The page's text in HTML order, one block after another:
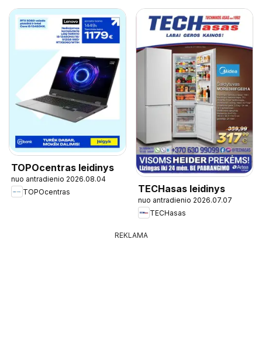
TOPOcentras leidinys
nuo antradienio 2026.08.04
TOPOcentras
TECHasas leidinys
nuo antradienio 2026.07.07
TECHasas
REKLAMA